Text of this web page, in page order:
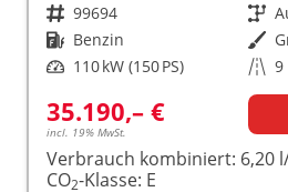
Fahrzeugnr. 99694 Getriebe
Kraftstoff Benzin Außenfarbe
Leistung 110 kW (150 PS) Kilometerstand 9
35.190,– €
incl. 19% MwSt.
Verbrauch kombiniert: 6,20
CO2-Klasse: E